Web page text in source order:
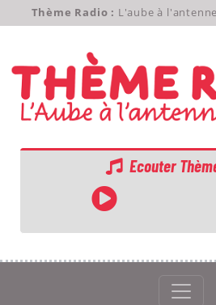
Thème Radio : L'aube à l'antenne
Ecouter